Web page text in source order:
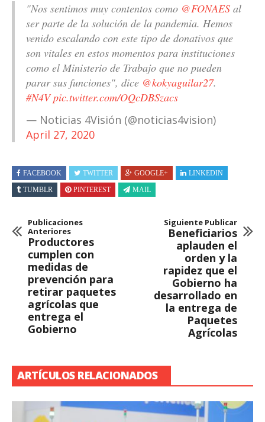
"Nos sentimos muy contentos como @FONAES al
ser parte de la solución de la pandemia. Hemos
venido escalando con este tipo de donativos que
son vitales en estos momentos para instituciones
como el Ministerio de Trabajo que no pueden
parar sus funciones", dice @kokyaguilar27.
#N4V pic.twitter.com/OQcDBSzacs
— Noticias 4Visión (@noticias4vision)
April 27, 2020
FACEBOOK TWITTER GOOGLE+
LINKEDIN
TUMBLR
PINTEREST MAIL
Publicaciones
Anteriores
Productores
cumplen con
medidas de
prevención para
retirar paquetes
agrícolas que
entrega el
Gobierno
Siguiente Publicar
Beneficiarios
aplauden el
orden y la
rapidez que el
Gobierno ha
desarrollado en
la entrega de
Paquetes
Agrícolas
ARTÍCULOS RELACIONADOS